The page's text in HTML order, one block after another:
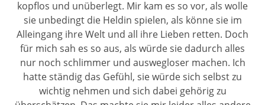
kopflos und unüberlegt. Mir kam es so vor, als wolle
sie unbedingt die Heldin spielen, als könne sie im
Alleingang ihre Welt und all ihre Lieben retten. Doch
für mich sah es so aus, als würde sie dadurch alles
nur noch schlimmer und auswegloser machen. Ich
hatte ständig das Gefühl, sie würde sich selbst zu
wichtig nehmen und sich dabei gehörig zu